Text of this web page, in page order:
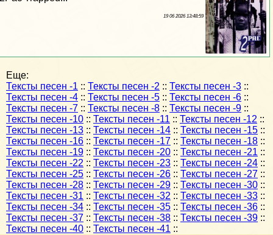
19 06 2026 13:48:59
Еще:
Тексты песен -1 :: Тексты песен -2 :: Тексты песен -3 ::
Тексты песен -4 :: Тексты песен -5 :: Тексты песен -6 ::
Тексты песен -7 :: Тексты песен -8 :: Тексты песен -9 ::
Тексты песен -10 :: Тексты песен -11 :: Тексты песен -12 ::
Тексты песен -13 :: Тексты песен -14 :: Тексты песен -15 ::
Тексты песен -16 :: Тексты песен -17 :: Тексты песен -18 ::
Тексты песен -19 :: Тексты песен -20 :: Тексты песен -21 ::
Тексты песен -22 :: Тексты песен -23 :: Тексты песен -24 ::
Тексты песен -25 :: Тексты песен -26 :: Тексты песен -27 ::
Тексты песен -28 :: Тексты песен -29 :: Тексты песен -30 ::
Тексты песен -31 :: Тексты песен -32 :: Тексты песен -33 ::
Тексты песен -34 :: Тексты песен -35 :: Тексты песен -36 ::
Тексты песен -37 :: Тексты песен -38 :: Тексты песен -39 ::
Тексты песен -40 :: Тексты песен -41 ::